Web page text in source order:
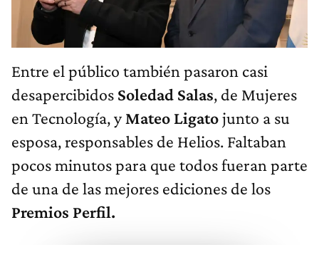
Entre el público también pasaron casi
desapercibidos Soledad Salas, de Mujeres
en Tecnología, yMateo Ligatojunto a su
esposa, responsables de Helios. Faltaban
pocos minutos para que todos fueran parte
de una de las mejores ediciones de los
Premios Perfil.